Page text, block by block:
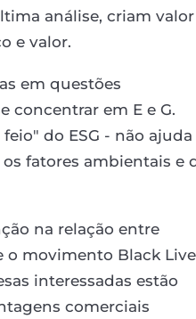
análise, criam valor
e valor.
em questões
concentrar em E e G.
do ESG - não ajuda
fatores ambientais e
na relação entre
o movimento Black
interessadas estão
comerciais